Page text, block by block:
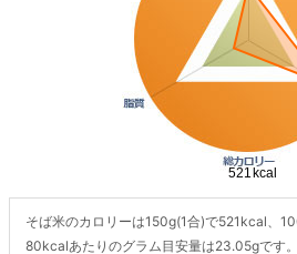
そば米のカロリーは150g(1合)で521kcal、
80kcalあたりのグラム目安量は23.05gです